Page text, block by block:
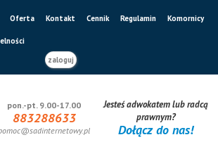
Oferta Kontakt Cennik Regulamin Komornicy
zaloguj
pon.-pt. 9.00-17.00
883288633
Jesteś adwokatem lub radcą
prawnym?
Dołącz do nas!